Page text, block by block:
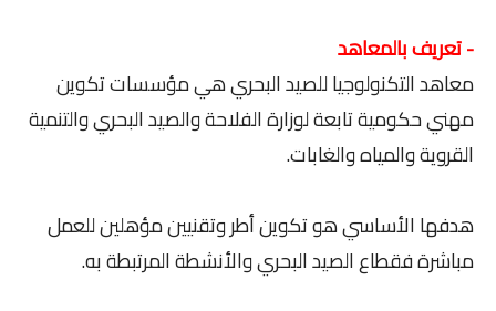
- تعريف بالمعاهد
معاهد التكنولوجيا للصيد البحري هي مؤسسات تكوين
مهني حكومية تابعة لوزارة الفلاحة والصيد البحري والتنمية
القروية والمياه والغابات.
هدفها الأساسي هو تكوين أطر وتقنيين مؤهلين للعمل
مباشرة فقطاع الصيد البحري والأنشطة المرتبطة به.